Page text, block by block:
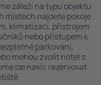
záleží na typu objektu
místech najdete pokoje
klimatizací, přístrojem
nebo přístupem k
parkování,
mohou zvolit hotel s
lze navíc rezervovat